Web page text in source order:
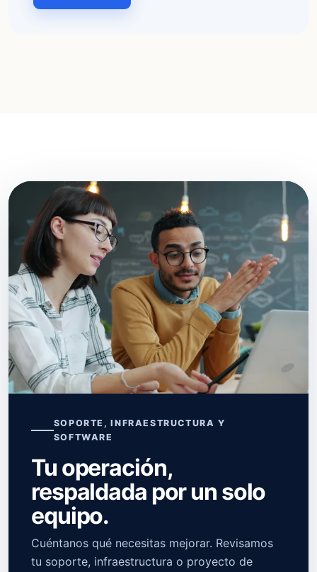
SOPORTE, INFRAESTRUCTURA Y
SOFTWARE
Tu operación,
respaldada por un solo
equipo.
Cuéntanos qué necesitas mejorar. Revisamos
tu soporte, infraestructura o proyecto de